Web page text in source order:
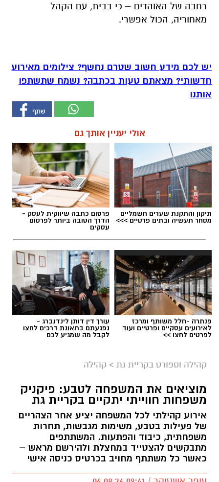
רחבה של האוהדים – כי בבית, עם הקהל
מאחוריה, הכול אפשרי.
יש לכם מידע חשוב שטרם נחשף? צילומים מאירוע
חדשותי? מצאתם טעות בכתבה? נשמח שתשתפו
אותנו
אולי יעניין אותך גם
תיקון והתקנת שערים חשמליים
מסחר תעשיה ובתים פרטיים >>>
פרסום כתבה שיווקית לעסק -
הדרך הטובה ביותר לפרסום
עסקים
פנתרה -חלל משותף ומרכז
לאירועים עסקיים ופרטיים ועוד
לפרטים לחצו >>
עורך דין דותן לינדנברג -
נפגעתם בתאונת דרכים לחצו
לקבל מה שמגיע לכם
קהילה וספורט בקריית גת > קהילה
מוציאים את המשפחה לטבע: פיקניק
משפחות חווייתי יתקיים בקריית גת
אירוע קהילתי לכל המשפחה יציע אחר הצהריים
של פעילות בטבע, משימות מגבשות, תחרות
משפחתית, כיבוד והפתעות. המשתתפים
מתבקשים להצטייד במחצלת ולהירשם מראש –
כאשר כל משתתף מחויב בכרטיס כניסה אישי